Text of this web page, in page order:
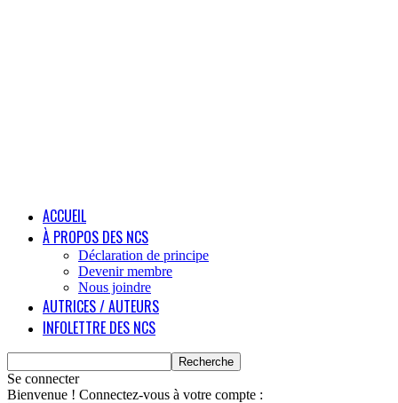
ACCUEIL
À PROPOS DES NCS
Déclaration de principe
Devenir membre
Nous joindre
AUTRICES / AUTEURS
INFOLETTRE DES NCS
Se connecter
Bienvenue ! Connectez-vous à votre compte :